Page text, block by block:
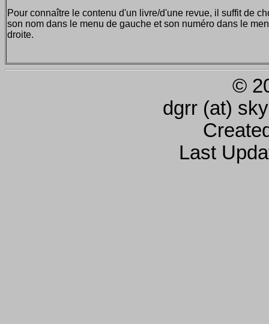
Pour connaître le contenu d'un livre/d'une revue, il suffit de
son nom dans le menu de gauche et son numéro dans le
droite.
©
dgrr (at)
Last